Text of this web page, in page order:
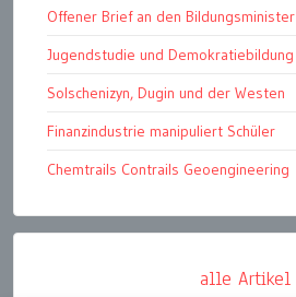
Offener Brief an den Bildungsminister
Jugendstudie und Demokratiebildung
Solschenizyn, Dugin und der Westen
Finanzindustrie manipuliert Schüler
Chemtrails Contrails Geoengineering
alle Artikel